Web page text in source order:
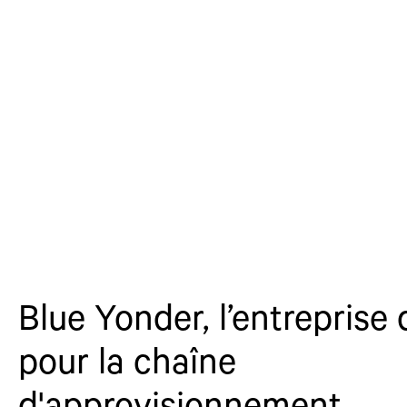
Blue Yonder, l’entreprise
pour la chaîne